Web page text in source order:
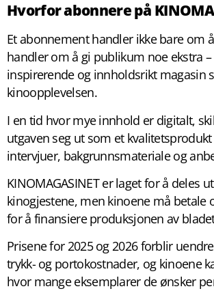
Hvorfor abonnere på
Et abonnement handler ikke bare om
handler om å gi publikum noe ekstra –
inspirerende og innholdsrikt magasin
kinoopplevelsen.
I en tid hvor mye innhold er digitalt,
utgaven seg ut som et
intervjuer, bakgrunnsmateriale og
KINOMAGASINET er laget for å deles
kinogjestene, men kinoene må betale
for å finansiere produksjonen av
Prisene for 2025 og 2026 forblir
trykk- og portokostnader, og kinoene
hvor mange eksemplarer de ønsker